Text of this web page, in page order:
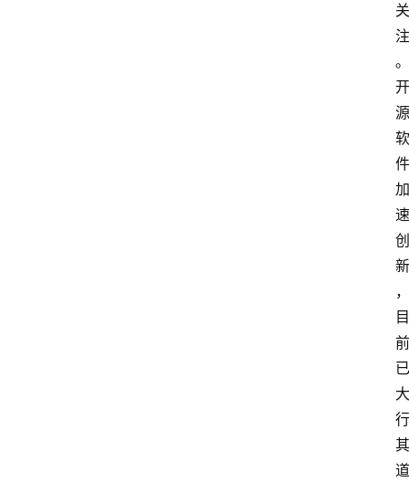
关
注
。
开
源
软
件
加
速
创
新
，
目
前
已
大
行
其
道